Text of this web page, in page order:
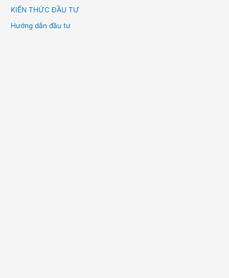
KIẾN THỨC ĐẦU TƯ
Hướng dẫn đầu tư